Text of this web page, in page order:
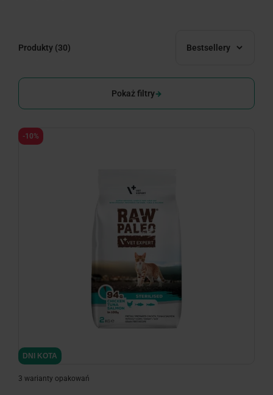
Produkty (30) Bestsellery
Pokaż filtry
DNI KOTA
3 warianty opakowań
-10%